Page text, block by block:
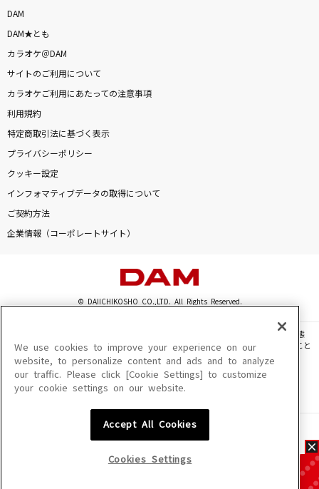
DAM
DAM★とも
カラオケ＠DAM
サイトのご利用について
カラオケご利用にあたっての注意事項
利用規約
特定商取引法に基づく表示
プライバシーポリシー
クッキー設定
インフォマティブデータの取得について
ご契約方法
企業情報（コーポレートサイト）
© DAIICHIKOSHO CO.,LTD. All Rights Reserved.
このサイトに掲載されている一切の文章・画像・写真・動画・音声等を、手段や形態
を問わず、著作権法の定める範囲を超えて無断で複製、転載、ファイル化などすること
を禁じます。
楽曲及びコンテンツは、機種によりご利用いただけない場合があります。
楽曲及びコンテンツの配信日、配信内容が変更になる場合があります。
We use cookies to improve your experience on our
website, to personalize content and ads and to analyze
our traffic. Please click [Cookie Settings] to customize
your cookie settings on our website.
Accept All Cookies
Cookies Settings